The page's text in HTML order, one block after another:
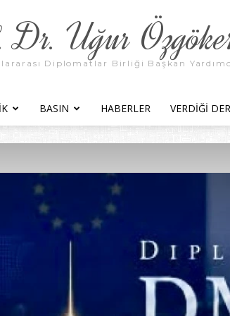
Dr. Uğur
Diplomatlar Birliği Başkan
BASIN HABERLER VERDIĞI